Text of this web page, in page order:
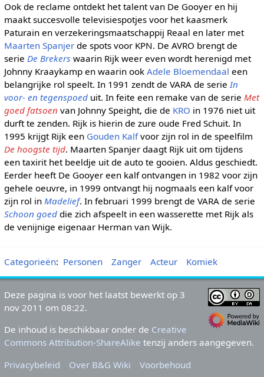
Ook de reclame ontdekt het talent van De Gooyer en hij
maakt succesvolle televisiespotjes voor het kaasmerk
Paturain en verzekeringsmaatschappij Reaal en later met
Maarten Spanjerde spots voor KPN. De AVRO brengt de
serie De Brekers waarin Rijk weer even wordt herenigd met
Johnny Kraaykamp en waarin ook Adele Bloemendaal een
belangrijke rol speelt. In 1991 zendt de VARA de serieIn
voor- en tegenspoeduit. In feite een remake van de serie Met
goed fatsoen van Johnny Speight, die de KRO in 1976 niet uit
durft te zenden. Rijk is hierin de zure oude Fred Schuit. In
1995 krijgt Rijk een Gouden Kalfvoor zijn rol in de speelfilm
De hoogste tijd. Maarten Spanjer daagt Rijk uit om tijdens
een taxirit het beeldje uit de auto te gooien. Aldus geschiedt.
Eerder heeft De Gooyer een kalf ontvangen in 1982 voor zijn
gehele oeuvre, in 1999 ontvangt hij nogmaals een kalf voor
zijn rol in Madelief. In februari 1999 brengt de VARA de serie
Schoon goeddie zich afspeelt in een wasserette met Rijk als
de venijnige eigenaar Herman van Wijk.
Categorieën: Personen Zanger Acteur Komiek
Deze pagina is voor het laatst bewerkt op 3
nov 2011 om 08:22.
De inhoud is beschikbaar onder de Creative
Commons Attribution-ShareAlike tenzij anders aangegeven.
Privacybeleid
Over B&G Wiki Voorbehoud